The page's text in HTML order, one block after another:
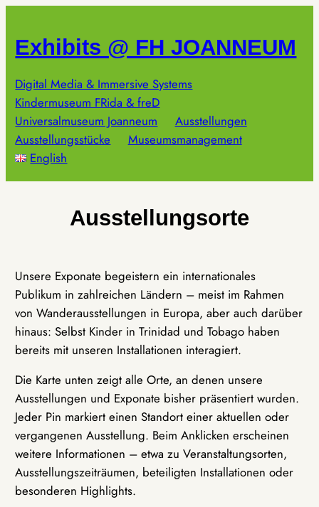
springen
Exhibits @ FH JOANNEUM
Digital Media & Immersive Systems
Kindermuseum FRida & freD
Universalmuseum Joanneum
Ausstellungen
Ausstellungsstücke
Museumsmanagement
English
Ausstellungsorte
Unsere Exponate begeistern ein internationales
Publikum in zahlreichen Ländern – meist im Rahmen
von Wanderausstellungen in Europa, aber auch darüber
hinaus: Selbst Kinder in Trinidad und Tobago haben
bereits mit unseren Installationen interagiert.
Die Karte unten zeigt alle Orte, an denen unsere
Ausstellungen und Exponate bisher präsentiert wurden.
Jeder Pin markiert einen Standort einer aktuellen oder
vergangenen Ausstellung. Beim Anklicken erscheinen
weitere Informationen – etwa zu Veranstaltungsorten,
Ausstellungszeiträumen, beteiligten Installationen oder
besonderen Highlights.